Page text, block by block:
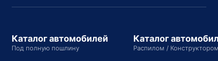
Каталог автомобилей
Под полную пошлину
Каталог
Распилом /